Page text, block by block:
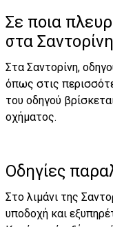
Σε ποια
στα
Στα Σαντορίνη,
όπως στις
του οδηγού
οχήματος.
Οδηγίες
Στο λιμάνι της
υποδοχή και